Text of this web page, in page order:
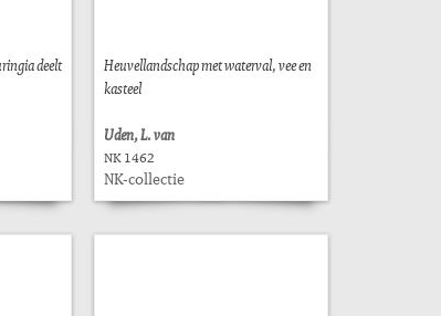
deelt
Heuvellandschap met waterval, vee en
kasteel
Uden, L. van
NK 1462
NK-collectie